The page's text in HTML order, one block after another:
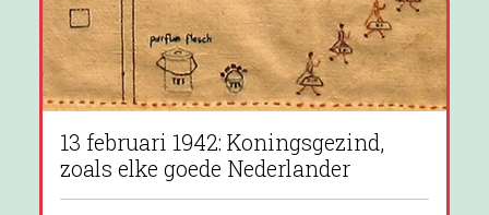
13 februari 1942: Koningsgezind,
zoals elke goede Nederlander